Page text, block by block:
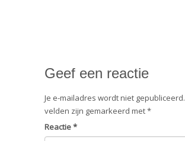
Geef een reactie
Je e-mailadres wordt niet gepubliceerd.
velden zijn gemarkeerd met*
Reactie*